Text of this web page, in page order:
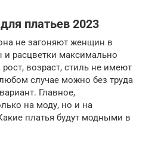
платьев 2023
не загоняют женщин в
и расцветки максимально
возраст, стиль не имеют
случае можно без труда
Главное,
на моду, но и на
платья будут модными в